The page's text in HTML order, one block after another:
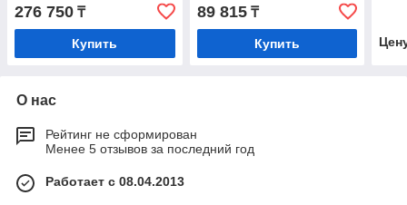
276 750 ₸
Купить
89 815₸
Купить
О нас
Рейтинг не сформирован
Менее 5 отзывов за последний год
Работает с 08.04.2013